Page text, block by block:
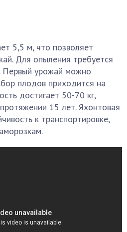
5,5 м, что позволяет
Для опыления требуется
Первый урожай можно
плодов приходится на
достигает 50-70 кг,
15 лет. Яхонтовая
к транспортировке,